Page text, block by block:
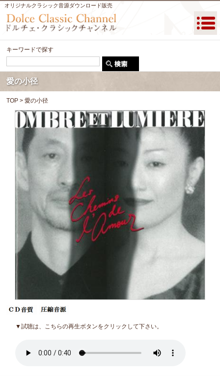
オリジナルクラシック音源ダウンロード販売
キーワードで探す
愛の小径
TOP > 愛の小径
▼試聴は、こちらの再生ボタンをクリックして下さい。